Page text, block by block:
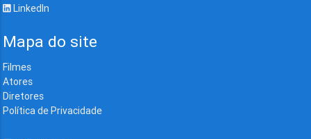
LinkedIn
Mapa do site
Filmes
Atores
Diretores
Política de Privacidade